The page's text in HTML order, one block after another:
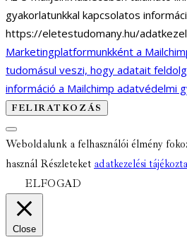
gyakorlatunkkal kapcsolatos
https://eletestudomany.hu/
Marketingplatformunkként a
tudomásul veszi, hogy adatait
információ a Mailchimp adatvédelmi
Weboldalunk a felhasználói élmény
használ Részleteket adatkezelési
ELFOGAD
Close